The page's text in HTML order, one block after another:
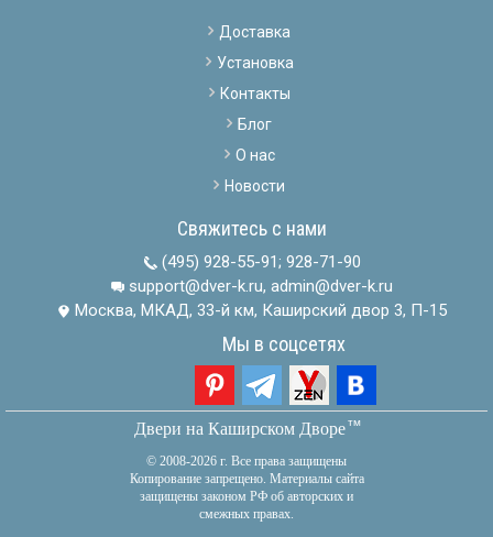
Доставка
Установка
Контакты
Блог
О нас
Новости
Свяжитесь с нами
(495) 928-55-91; 928-71-90
support@dver-k.ru, admin@dver-k.ru
Москва, МКАД, 33-й км, Каширский двор 3, П-15
Мы в соцсетях
Двери на Каширском Дворетм
© 2008-2026 г. Все права защищены
Копирование запрещено. Материалы сайта
защищены законом РФ об авторских и
смежных правах.